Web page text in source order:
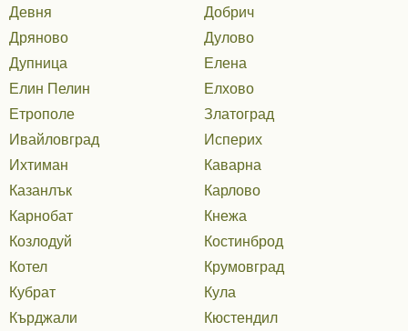
Девня
Добрич
Дряново
Дулово
Дупница
Елена
Елин Пелин
Елхово
Етрополе
Златоград
Ивайловград
Исперих
Ихтиман
Каварна
Казанлък
Карлово
Карнобат
Кнежа
Козлодуй
Костинброд
Котел
Крумовград
Кубрат
Кула
Кърджали
Кюстендил